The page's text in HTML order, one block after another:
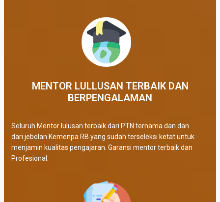
MENTOR LULLUSAN TERBAIK DAN
BERPENGALAMAN
Seluruh Mentor lulusan terbaik dari PTN ternama dan dan
dari jebolan Kemenpa RB yang sudah terseleksi ketat untuk
menjamin kualitas pengajaran. Garansi mentor terbaik dan
Profesional.